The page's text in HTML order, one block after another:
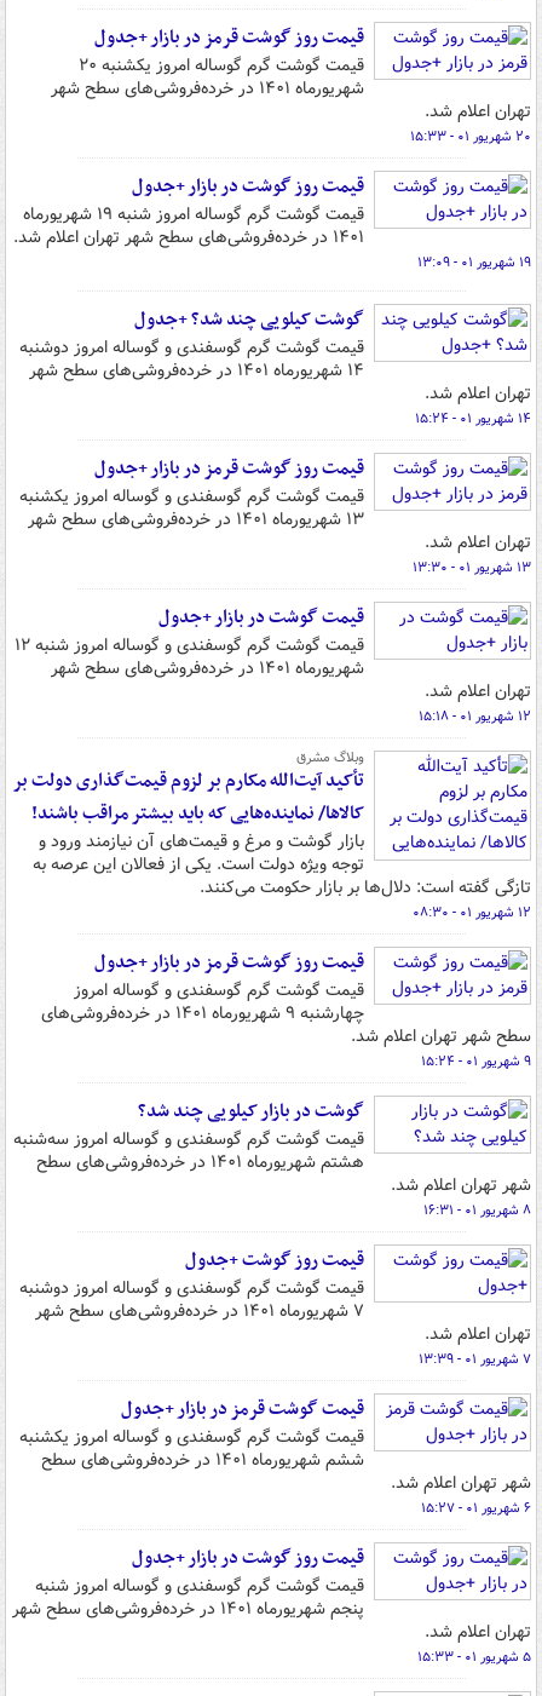
قیمت روز گوشت قرمز در بازار +جدول
قیمت گوشت گرم گوساله امروز یکشنبه ۲۰
شهریورماه ۱۴۰۱ در خرده‌فروشی‌های سطح شهر
تهران اعلام شد.
۲۰ شهریور ۰۱ - ۱۵:۳۳
قیمت روز گوشت در بازار +جدول
قیمت گوشت گرم گوساله امروز شنبه ۱۹ شهریورماه
۱۴۰۱ در خرده‌فروشی‌های سطح شهر تهران اعلام شد.
۱۹ شهریور ۰۱ - ۱۳:۰۹
گوشت کیلویی چند شد؟ +جدول
قیمت گوشت گرم گوسفندی و گوساله امروز دوشنبه
۱۴ شهریورماه ۱۴۰۱ در خرده‌فروشی‌های سطح شهر
تهران اعلام شد.
۱۴ شهریور ۰۱ - ۱۵:۲۴
قیمت روز گوشت قرمز در بازار +جدول
قیمت گوشت گرم گوسفندی و گوساله امروز یکشنبه
۱۳ شهریورماه ۱۴۰۱ در خرده‌فروشی‌های سطح شهر
تهران اعلام شد.
۱۳ شهریور ۰۱ - ۱۳:۳۰
قیمت گوشت در بازار +جدول
قیمت گوشت گرم گوسفندی و گوساله امروز شنبه ۱۲
شهریورماه ۱۴۰۱ در خرده‌فروشی‌های سطح شهر
تهران اعلام شد.
۱۲ شهریور ۰۱ - ۱۵:۱۸
وبلاگ مشرق
تأکید آیت‌الله مکارم بر لزوم قیمت‌گذاری دولت بر
کالاها/ نماینده‌هایی که باید بیشتر مراقب باشند!
بازار گوشت و مرغ و قیمت‌های آن نیازمند ورود و
توجه ویژه دولت است. یکی از فعالان این عرصه به
تازگی گفته است: دلال‌ها بر بازار حکومت می‌کنند.
۱۲ شهریور ۰۱ - ۰۸:۳۰
قیمت روز گوشت قرمز در بازار +جدول
قیمت گوشت گرم گوسفندی و گوساله امروز
چهارشنبه ۹ شهریورماه ۱۴۰۱ در خرده‌فروشی‌های
سطح شهر تهران اعلام شد.
۹ شهریور ۰۱ - ۱۵:۲۴
گوشت در بازار کیلویی چند شد؟
قیمت گوشت گرم گوسفندی و گوساله امروز سه‌شنبه
هشتم شهریورماه ۱۴۰۱ در خرده‌فروشی‌های سطح
شهر تهران اعلام شد.
۸ شهریور ۰۱ - ۱۶:۳۱
قیمت روز گوشت +جدول
قیمت گوشت گرم گوسفندی و گوساله امروز دوشنبه
۷ شهریورماه ۱۴۰۱ در خرده‌فروشی‌های سطح شهر
تهران اعلام شد.
۷ شهریور ۰۱ - ۱۳:۳۹
قیمت گوشت قرمز در بازار +جدول
قیمت گوشت گرم گوسفندی و گوساله امروز یکشنبه
ششم شهریورماه ۱۴۰۱ در خرده‌فروشی‌های سطح
شهر تهران اعلام شد.
۶ شهریور ۰۱ - ۱۵:۲۷
قیمت روز گوشت در بازار +جدول
قیمت گوشت گرم گوسفندی و گوساله امروز شنبه
پنجم شهریورماه ۱۴۰۱ در خرده‌فروشی‌های سطح شهر
تهران اعلام شد.
۵ شهریور ۰۱ - ۱۵:۳۳